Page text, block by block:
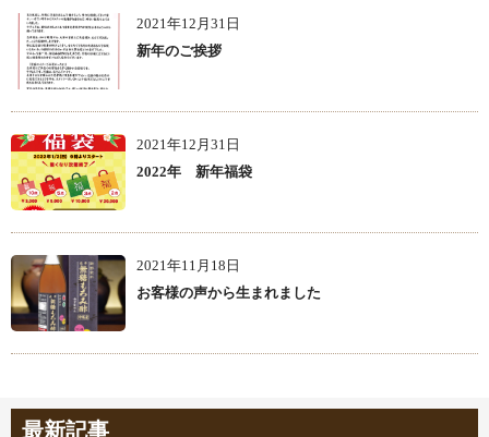
2021年12月31日
新年のご挨拶
2021年12月31日
2022年 新年福袋
2021年11月18日
お客様の声から生まれました
最新記事